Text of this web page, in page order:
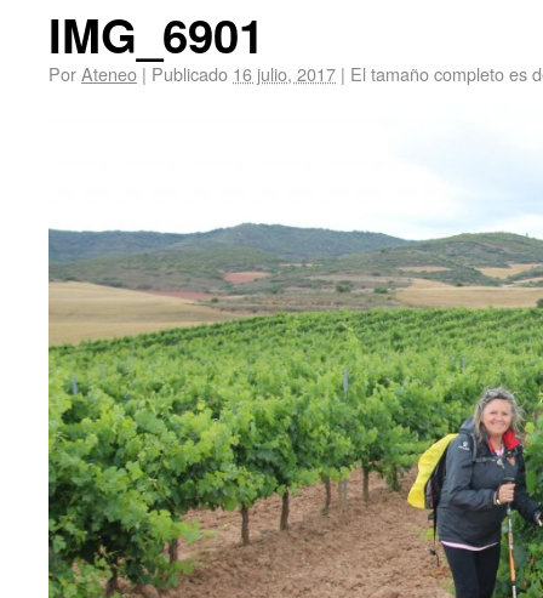
IMG_6901
PorAteneo | Publicado 16 julio, 2017 | El tamaño completo es